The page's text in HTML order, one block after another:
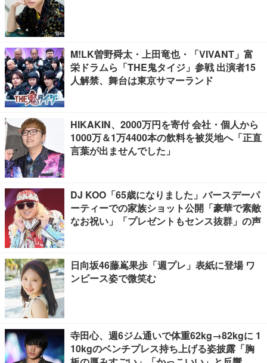
M!LK曽野舜太・上田竜也・「VIVANT」富
栄ドラムら「THE鬼タイジ」参戦 出演者15
人解禁、舞台は東京サマーランド
HIKAKIN、2000万円を寄付 会社・個人から
1000万＆1万4400本の飲料を被災地へ「正直
言葉が出ませんでした」
DJ KOO「65歳になりました」バースデーパ
ーティーでの家族ショット公開「豪華で素敵
なお祝い」「プレゼントもセンス抜群」の声
日向坂46藤嶌果歩「週プレ」表紙に登場 ワ
ンピース姿で微笑む
寺田心、週6ジム通いで体重62kg→82kgに 1
10kgのベンチプレス持ち上げる姿披露「胸